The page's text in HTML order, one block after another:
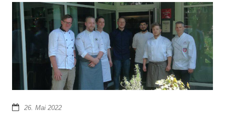
26. Mai 2022